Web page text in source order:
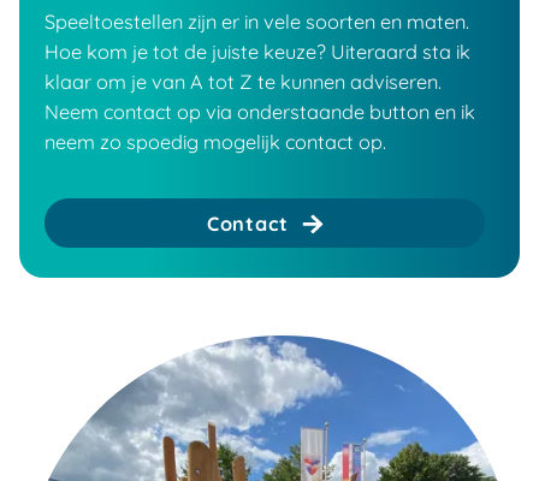
Speeltoestellen zijn er in vele soorten en maten.
Hoe kom je tot de juiste keuze? Uiteraard sta ik
klaar om je van A tot Z te kunnen adviseren.
Neem contact op via onderstaande button en ik
neem zo spoedig mogelijk contact op.
Contact